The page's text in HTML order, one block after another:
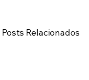
Posts Relacionados